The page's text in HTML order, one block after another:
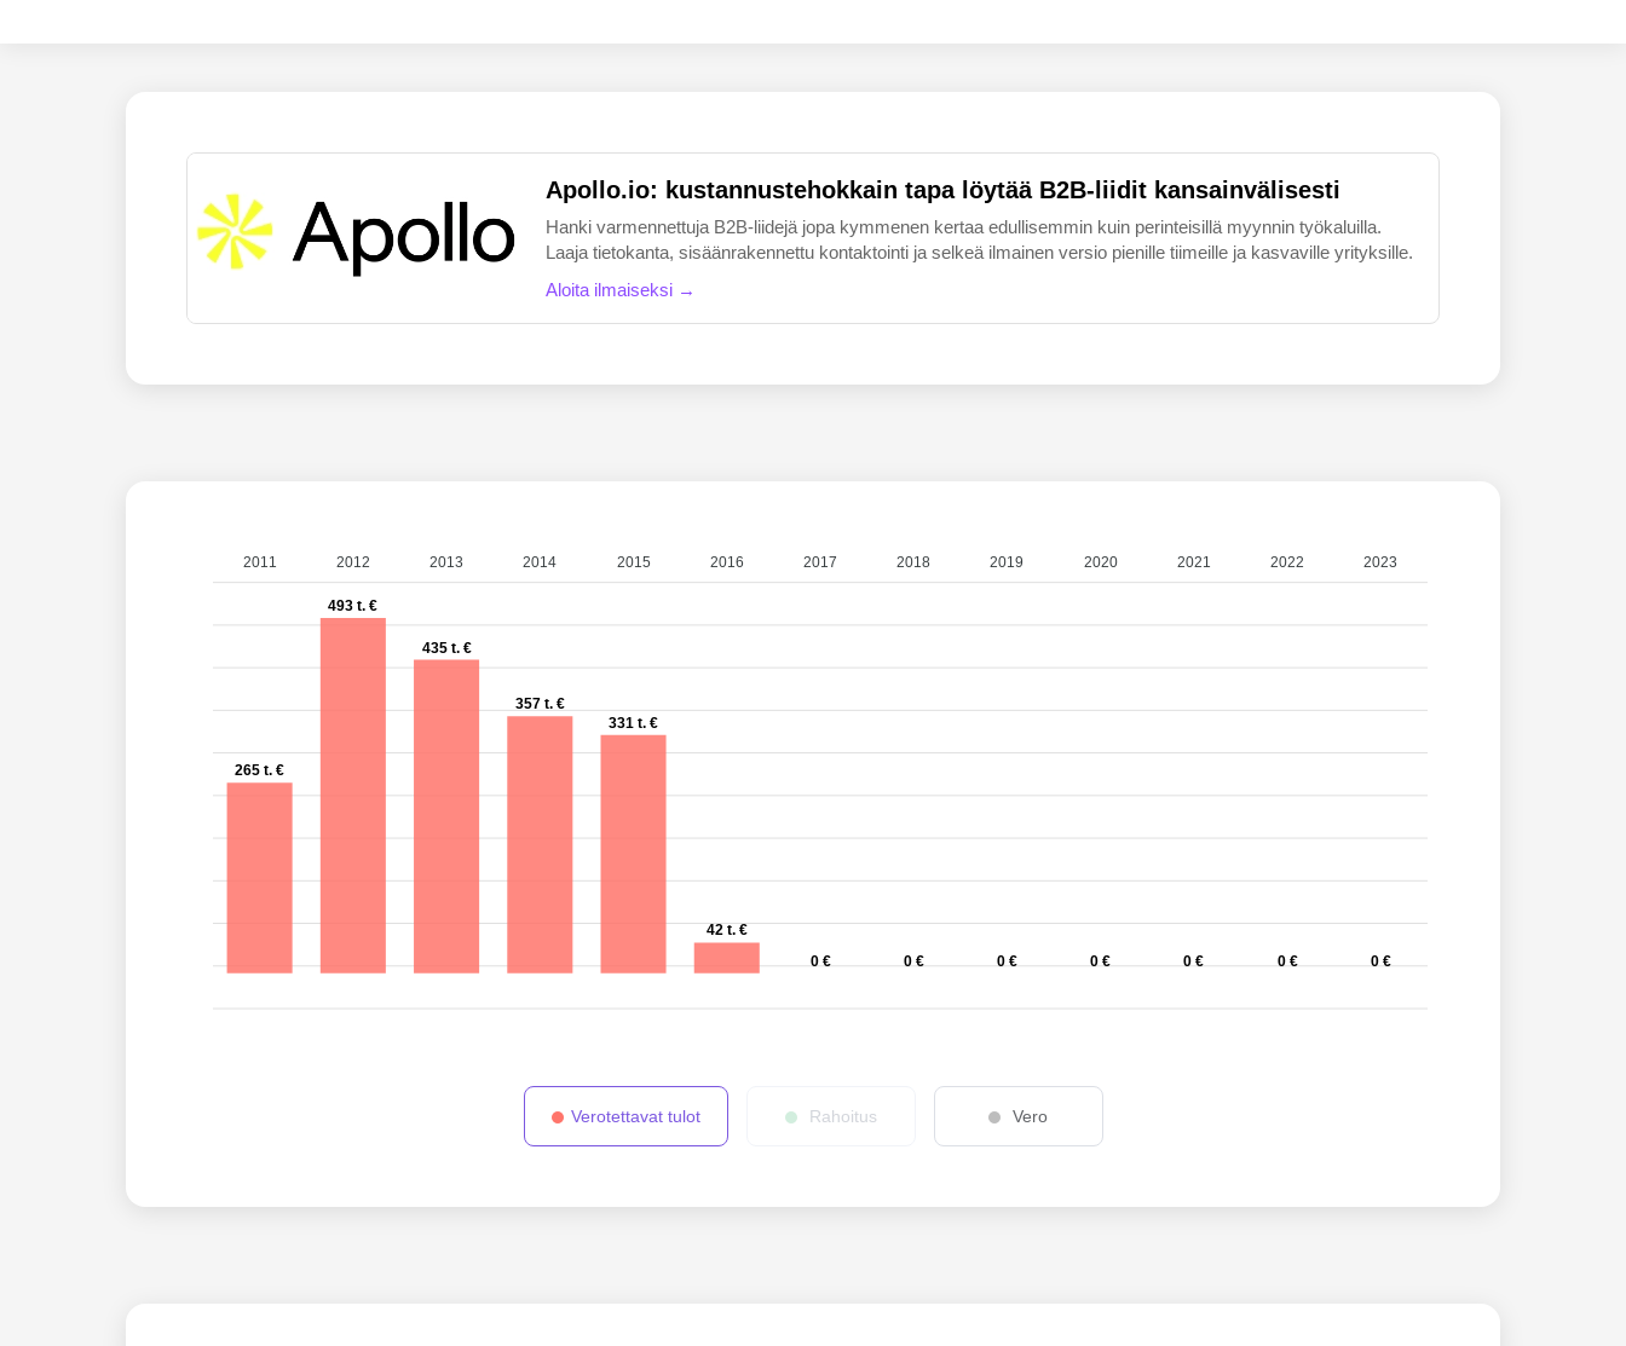
Apollo.io: kustannustehokkain tapa löytää B2B-liidit kansainvälisesti
Hanki varmennettuja B2B-liidejä jopa kymmenen kertaa edullisemmin kuin perinteisillä myynnin työkaluilla.
Laaja tietokanta, sisäänrakennettu kontaktointi ja selkeä ilmainen versio pienille tiimeille ja kasvaville yrityksille.
Aloita ilmaiseksi →
265 t. €
493 t. €
435 t. €
357 t. €
331 t. €
42 t. €
0 €
0 € 0 € 0 € 0 € 0 € 0 €
2011 2012 2013 2014 2015 2016 2017 2018 2019 2020 2021 2022 2023
Verotettavat tulot Rahoitus Vero